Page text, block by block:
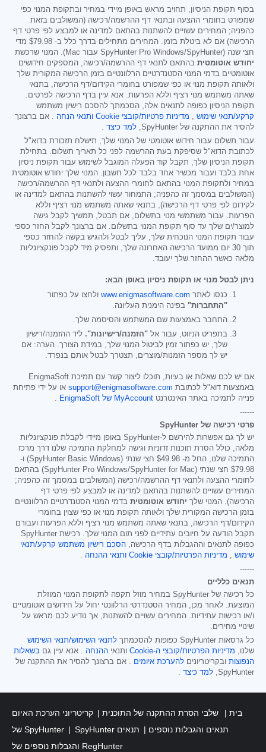
בסוף תקופת הניסיון, תחויב מראש באופן מיידי במחיר ובתקופת המנוי כפי
שמפורט בחומרי ההצעה ובתנאי דף ההרשמה/רכישה (המשולבים בזאת
כהפניה; המחירים עשויים להשתנות בהתאם למדינה או למבצע לפי פרטי דף
הרכישה) אם לא ביטלת בזמן. המחירים מתחילים בדרך כלל ב- $79.98 מדי
חצי שנה (SpyHunter Pro Windows/SpyHunter עבור Mac). המנוי שרכשת
יחודש אוטומטית בהתאם לתנאי דף ההרשמה/רכישה, המספקים חידושים
אוטומטיים בדמי המנוי הסטנדרטיים הרלוונטיים בזמן הרכישה המקורית שלך
ולאותה תקופת מנוי או כפי שמפורט בחומרי הקידום/דף הרכישה, בתנאי
שאתה משתמש מנוי רציף וללא הפרעות. אנא עיין בדף הרכישה לפרטים.
תקופת הניסיון כפופה לתנאים אלה, הסכמתך להסכם רישיון משתמש
קרקע/תנאי שימוש , מדיניות פרטיות/קובצי Cookie ותנאי הנחה . אם ברצונך
להסיר את ההתקנה של SpyHunter,
למד כיצד .
עבור תשלום עבור חידוש אוטומטי של המנוי שלך, תישלח תזכורת בדוא"ל
לכתובת הדוא"ל שסיפקת בעת ההרשמה לפני כל תאריך תשלום. בתחילת
תקופת הניסיון שלך, תקבל קוד הפעלה המוגבל לשימוש עבור תקופת ניסיון
אחת בלבד ועבור מכשיר אחד בלבד לכל חשבון. המנוי שלך יחודש אוטומטית
במחיר ולתקופת המנוי בהתאם לחומרי ההצעה ולתנאי דף ההרשמה/רכישה
(המשולבים במסמך זה כהפניה; התמחור עשוי להשתנות בהתאם למדינה או
לקידום לפי פרטי דף הרכישה), בתנאי שאתה משתמש מנוי רציף וללא
הפרעות. עבור משתמשי מנוי בתשלום, אם תבטל, תמשיך לקבל גישה
למוצר/ים שלך עד סוף תקופת המנוי בתשלום. אם ברצונך לקבל החזר כספי
עבור תקופת המנוי הנוכחית שלך, עליך לבטל ולהגיש בקשה להחזר כספי
תוך 30 יום ממועד הרכישה האחרונה שלך, ותפסיק מיד לקבל פונקציונליות
מלאה כאשר ההחזר שלך יעובד.
ניתן לבטל מנוי או תקופת ניסיון באופן הבא:
כנסו לאתר www.enigmasoftware.com ולחצו על כפתור
"התחברות" בפינה הימנית העליונה.
התחבר באמצעות שם המשתמש והסיסמה שלך.
בתפריט הניווט, עבור אל "הזמנה/רישיונות". ליד ההזמנה/רישיון
שלך, יש כפתור זמין לביטול המנוי שלך, במידת הצורך. הערה: אם
יש לך מספר הזמנות/מוצרים, תצטרך לבטל אותם בנפרד.
אם יש לכם שאלות או בעיות, תוכלו ליצור קשר עם תמיכת EnigmaSoft
באמצעות דוא"ל לכתובת support@enigmasoftware.com או על ידי פתיחת
פנייה לתמיכה באתר האינטרנט MyAccount של EnigmaSoft
.
------
פרטי רכישה של SpyHunter
יש לך גם אפשרות להירשם ל-SpyHunter באופן מיידי לקבלת פונקציונליות
מלאה, כולל הסרת תוכנות זדוניות וגישה למחלקת התמיכה שלנו דרך מרכז
התמיכה שלנו, החל מ- $49.98 חצי שנתי (SpyHunter Basic Windows) ו-
$79.98
חצי שנתי (SpyHunter Pro Windows/SpyHunter for Mac) בהתאם
לחומרי ההצעה ולתנאי דף ההרשמה/רכישה (המשולבים במסמך זה כהפניה;
המחירים עשויים להשתנות בהתאם למדינה או למבצע לפי פרטי דף
הרכישה). המנוי שלך יחודש אוטומטית בדמי המנוי הסטנדרטיים הרלוונטיים
בזמן הרכישה המקורית שלך ולאותה תקופת מנוי או כפי שצוין בחומרי
הקידום/דף הרכישה, בתנאי שאתה משתמש מנוי רציף וללא הפרעות ועבורם
תקבל הודעה על חיובים עתידיים לפני תום המנוי שלך. רכישת SpyHunter
כפופה לתנאים וההגבלות בדף הרכישה, הסכם רישיון משתמש קרקע/תנאי
שימוש , מדיניות הפרטיות/קובצי Cookie ותנאי ההנחה .
------
תנאים כלליים
כל רכישה של SpyHunter במחיר מוזל תקפה לתקופת המנוי המוזלת
המוצעת. לאחר מכן, המחיר הסטנדרטי הרלוונטי יחול על חידושים אוטומטיים
ו/או רכישות עתידיות. המחירים עשויים להשתנות, אך נודיע לכם מראש על
שינויי מחירים.
כל גרסאות SpyHunter כפופות להסכמתך
לתנאי השימוש/תנאי השימוש
שלנו, מדיניות הפרטיות/קובצי ה-Cookie ותנאי ההנחה . אנא עיין גם בשאלות
הנפוצות ובקריטריונים להערכת איומים . אם ברצונך להסיר את ההתקנה של
SpyHunter, למד כיצד .
בית שלבי הסרת ההתקנה של התוכנית
קריטריוני הערכת האיום
של SpyHunter
SpyHunter תנאים והגבלות נוספים
תנאים
והגבלות נוספים של RegHunter